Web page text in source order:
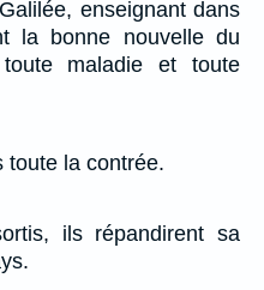
enseignant dans
la bonne nouvelle du
maladie et toute
toute la contrée.
ils répandirent sa